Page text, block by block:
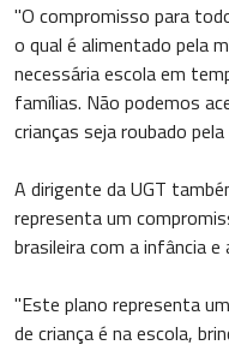
"O compromisso para
o qual é alimentado pela
necessária escola em
famílias. Não podemos
crianças seja roubado
A dirigente da UGT
representa um
brasileira com a infância e
"Este plano representa
de criança é na escola,